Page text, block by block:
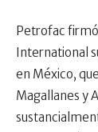
Petrofac
International
en México,
Magallanes y